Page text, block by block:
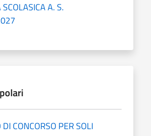
A. S.
CONCORSO PER SOLI